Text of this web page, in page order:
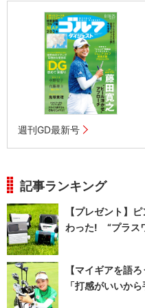
週刊GD最新号
記事ランキング
【プレゼント】
わった! “プラス
【マイギアを語
「打感がいいか